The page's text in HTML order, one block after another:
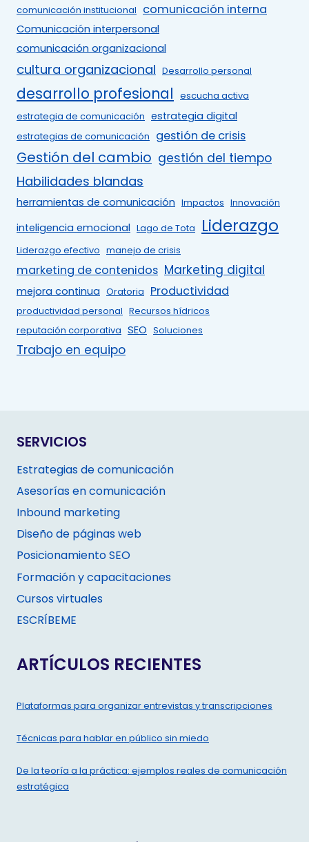
comunicación institucional comunicación interna
Comunicación interpersonal
comunicación organizacional
cultura organizacional Desarrollo personal
desarrollo profesional escucha activa
estrategia de comunicación estrategia digital
estrategias de comunicación gestión de crisis
Gestión del cambio gestión del tiempo
Habilidades blandas
herramientas de comunicación Impactos Innovación
inteligencia emocional Lago de Tota Liderazgo
Liderazgo efectivo manejo de crisis
marketing de contenidos Marketing digital
mejora continua Oratoria Productividad
productividad personal Recursos hídricos
reputación corporativa SEO Soluciones
Trabajo en equipo
SERVICIOS
Estrategias de comunicación
Asesorías en comunicación
Inbound marketing
Diseño de páginas web
Posicionamiento SEO
Formación y capacitaciones
Cursos virtuales
ESCRÍBEME
ARTÍCULOS RECIENTES
Plataformas para organizar entrevistas y transcripciones
Técnicas para hablar en público sin miedo
De la teoría a la práctica: ejemplos reales de comunicación
estratégica